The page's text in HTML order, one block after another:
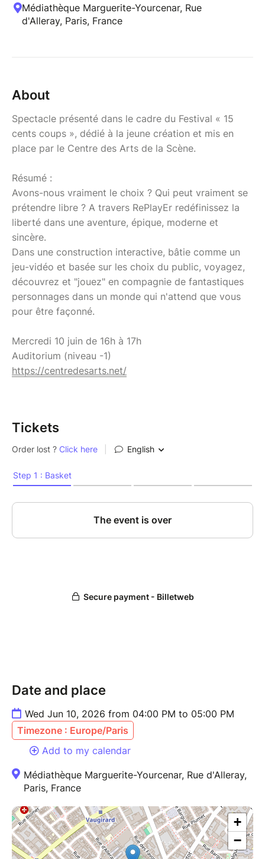
Médiathèque Marguerite-Yourcenar, Rue
d'Alleray, Paris, France
About
Spectacle présenté dans le cadre du Festival « 15
cents coups », dédié à la jeune création et mis en
place par le Centre des Arts de la Scène.
Résumé :
Avons-nous vraiment le choix ? Qui peut vraiment se
prétendre libre ? A travers RePlayEr redéfinissez la
liberté dans une aventure, épique, moderne et
sincère.
Dans une construction interactive, bâtie comme un
jeu-vidéo et basée sur les choix du public, voyagez,
découvrez et "jouez" en compagnie de fantastiques
personnages dans un monde qui n'attend que vous
pour être façonné.
Mercredi 10 juin de 16h à 17h
Auditorium (niveau -1)
https://centredesarts.net/
Tickets
Date and place
Wed Jun 10, 2026 from 04:00 PM to 05:00 PM
Timezone : Europe/Paris
Add to my calendar
Médiathèque Marguerite-Yourcenar, Rue d'Alleray,
Paris, France
+
−